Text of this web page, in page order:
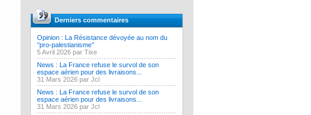
Derniers commentaires
Opinion : La Résistance dévoyée au nom du
‘’pro-palestianisme’’
5 Avril 2026 par Tixe
News : La France refuse le survol de son
espace aérien pour des livraisons...
31 Mars 2026 par Jcl
News : La France refuse le survol de son
espace aérien pour des livraisons...
31 Mars 2026 par Jcl